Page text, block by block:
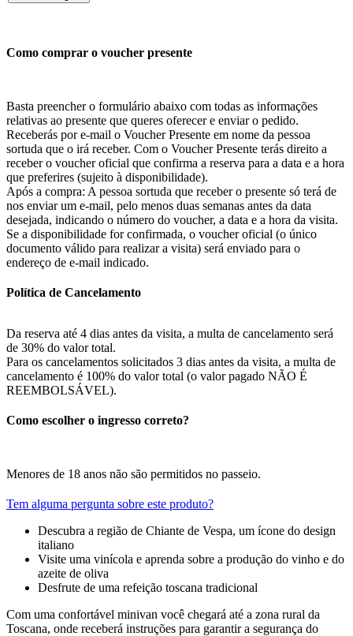
Como comprar o voucher presente
Basta preencher o formulário abaixo com todas as informações
relativas ao presente que queres oferecer e enviar o pedido.
Receberás por e-mail o Voucher Presente em nome da pessoa
sortuda que o irá receber. Com o Voucher Presente terás direito a
receber o voucher oficial que confirma a reserva para a data e a hora
que preferires (sujeito à disponibilidade).
Após a compra: A pessoa sortuda que receber o presente só terá de
nos enviar um e-mail, pelo menos duas semanas antes da data
desejada, indicando o número do voucher, a data e a hora da visita.
Se a disponibilidade for confirmada, o voucher oficial (o único
documento válido para realizar a visita) será enviado para o
endereço de e-mail indicado.
Política de Cancelamento
Da reserva até 4 dias antes da visita, a multa de cancelamento será
de 30% do valor total.
Para os cancelamentos solicitados 3 dias antes da visita, a multa de
cancelamento é 100% do valor total (o valor pagado NÃO É
REEMBOLSÁVEL).
Como escolher o ingresso correto?
Menores de 18 anos não são permitidos no passeio.
Tem alguma pergunta sobre este produto?
Descubra a região de Chiante de Vespa, um ícone do design
italiano
Visite uma vinícola e aprenda sobre a produção do vinho e do
azeite de oliva
Desfrute de uma refeição toscana tradicional
Com uma confortável minivan você chegará até a zona rural da
Toscana, onde receberá instruções para garantir a segurança do